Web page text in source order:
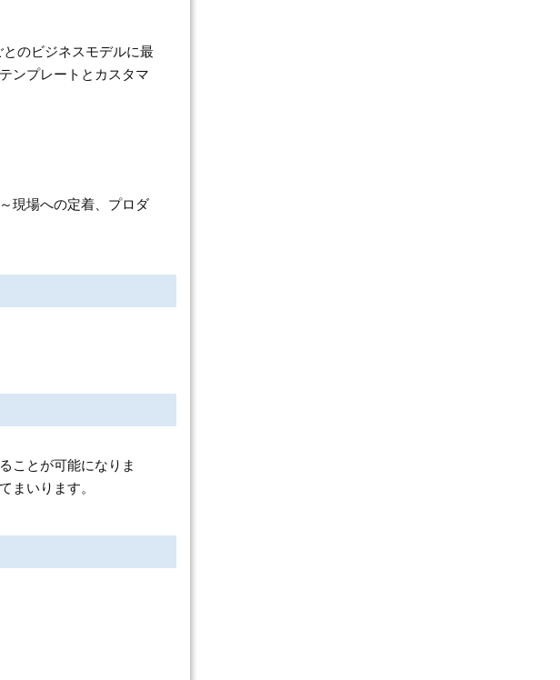
のビジネスモデルに最
ンプレートとカスタマ
現場への定着、プロダ
ことが可能になりま
まいります。